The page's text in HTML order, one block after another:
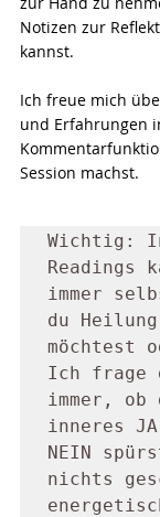
Notizen zur
kannst.
Ich freue mich
und Erfahrungen
Session machst.
Wichtig:
Readings
immer
du Heilung
möchtest
Ich frage
immer, ob
inneres
NEIN
nichts